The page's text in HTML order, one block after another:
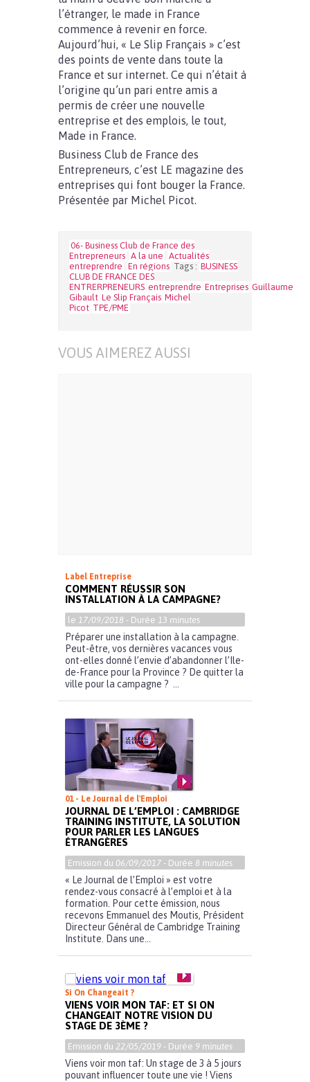
l’étranger, le made in France
commence à revenir en force.
Aujourd’hui, « Le Slip Français » c’est
des points de vente dans toute la
France et sur internet. Ce qui n’était à
l’origine qu’un pari entre amis a
permis de créer une nouvelle
entreprise et des emplois, le tout,
Made in France.
Business Club de France des
Entrepreneurs, c’est LE magazine des
entreprises qui font bouger la France.
Présentée par Michel Picot.
06- Business Club de France des
Entrepreneurs A la une Actualités
entreprendre En régions Tags : BUSINESS
CLUB DE FRANCE DES
ENTRERPRENEURS entreprendre Entreprises Guillaume
Gibault Le Slip Français Michel
Picot TPE/PME
VOUS AIMEREZ AUSSI
Label Entreprise
COMMENT RÉUSSIR SON
INSTALLATION À LA CAMPAGNE?
le 17/09/2018 - Durée 13 minutes
Préparer une installation à la campagne.
Peut-être, vos dernières vacances vous
ont-elles donné l’envie d’abandonner l’Ile-
de-France pour la Province ? De quitter la
ville pour la campagne ? ...
01 - Le Journal de l'Emploi
JOURNAL DE L’EMPLOI : CAMBRIDGE
TRAINING INSTITUTE, LA SOLUTION
POUR PARLER LES LANGUES
ÉTRANGÈRES
Emission du 06/09/2017 - Durée 8 minutes
« Le Journal de l’Emploi » est votre
rendez-vous consacré à l’emploi et à la
formation. Pour cette émission, nous
recevons Emmanuel des Moutis, Président
Directeur Général de Cambridge Training
Institute. Dans une...
Si On Changeait ?
VIENS VOIR MON TAF: ET SI ON
CHANGEAIT NOTRE VISION DU
STAGE DE 3ÈME ?
Emission du 22/05/2019 - Durée 9 minutes
Viens voir mon taf: Un stage de 3 à 5 jours
pouvant influencer toute une vie ! Viens